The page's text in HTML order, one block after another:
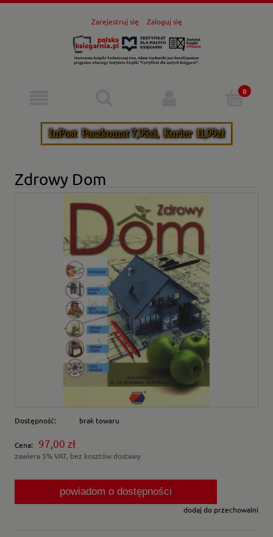
Zarejestruj się Zaloguj się
Zdrowy Dom
Dostępność: brak towaru
Cena: 97,00 zł
zawiera 5% VAT, bez kosztów dostawy
powiadom o dostępności
dodaj do przechowalni